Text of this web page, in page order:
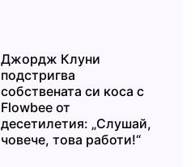
Джордж Клуни
подстригва
собствената си коса с
Flowbee от
десетилетия: „Слушай,
човече, това работи!“